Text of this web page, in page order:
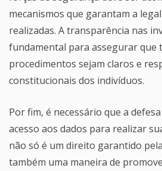
mecanismos que garantam a
realizadas. A transparência nas
fundamental para assegurar que
procedimentos sejam claros e
constitucionais dos indivíduos.
Por fim, é necessário que a
acesso aos dados para realizar
não só é um direito garantido
também uma maneira de